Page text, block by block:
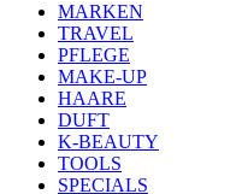
MARKEN
TRAVEL
PFLEGE
MAKE-UP
HAARE
DUFT
K-BEAUTY
TOOLS
SPECIALS